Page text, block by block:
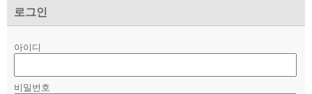
로그인
아이디
비밀번호
- 게시판 상담
- 바로보기
- 찾아보기